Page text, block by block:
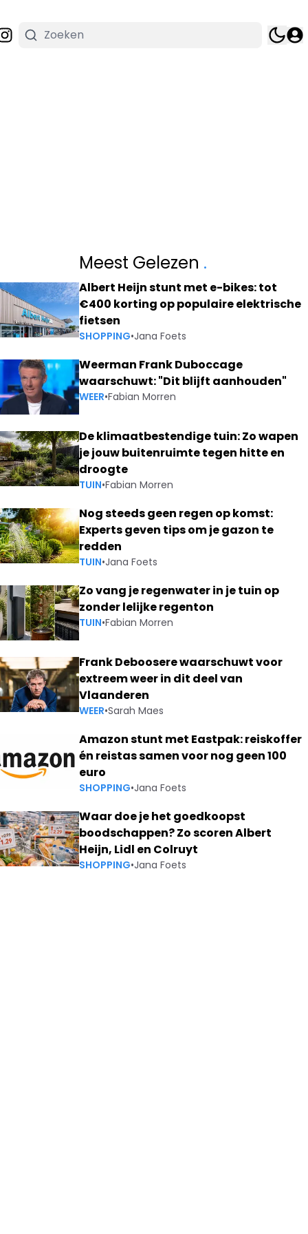
Meest Gelezen .
Albert Heijn stunt met e-bikes: tot
€400 korting op populaire elektrische
fietsen
SHOPPING•Jana Foets
Weerman Frank Duboccage
waarschuwt: "Dit blijft aanhouden"
WEER•Fabian Morren
De klimaatbestendige tuin: Zo wapen
je jouw buitenruimte tegen hitte en
droogte
TUIN•Fabian Morren
Nog steeds geen regen op komst:
Experts geven tips om je gazon te
redden
TUIN•Jana Foets
Zo vang je regenwater in je tuin op
zonder lelijke regenton
TUIN•Fabian Morren
Frank Deboosere waarschuwt voor
extreem weer in dit deel van
Vlaanderen
WEER•Sarah Maes
Amazon stunt met Eastpak: reiskoffer
én reistas samen voor nog geen 100
euro
SHOPPING•Jana Foets
Waar doe je het goedkoopst
boodschappen? Zo scoren Albert
Heijn, Lidl en Colruyt
SHOPPING•Jana Foets